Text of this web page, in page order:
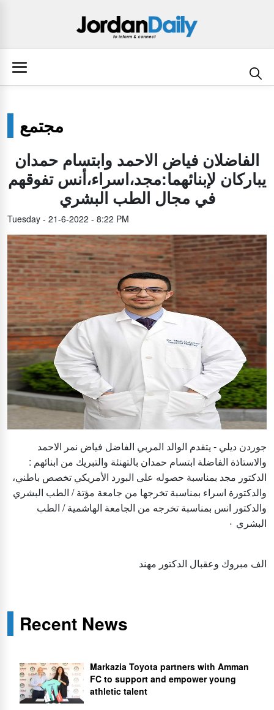
مجتمع
الفاضلان فياض الاحمد وابتسام حمدان
يباركان لإبنائهما:مجد،اسراء،أنس تفوقهم
في مجال الطب البشري
Tuesday - 21-6-2022 - 8:22 PM
جوردن ديلي - يتقدم الوالد المربي الفاضل فياض نمر الاحمد
والاستاذة الفاضلة ابتسام حمدان بالتهنئة والتبريك من ابنائهم :
الدكتور مجد بمناسبة حصوله على البورد الأمريكي تخصص باطني،
والدكتورة اسراء بمناسبة تخرجها من جامعة مؤتة / الطب البشري
والدكتور انس بمناسبة تخرجه من الجامعة الهاشمية / الطب
البشري ٠
الف مبروك وعقبال الدكتور مهند
Recent News
Markazia Toyota partners with Amman
FC to support and empower young
athletic talent